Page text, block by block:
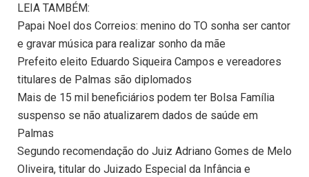
LEIA TAMBÉM:
Papai Noel dos Correios: menino do TO sonha ser cantor
e gravar música para realizar sonho da mãe
Prefeito eleito Eduardo Siqueira Campos e vereadores
titulares de Palmas são diplomados
Mais de 15 mil beneficiários podem ter Bolsa Família
suspenso se não atualizarem dados de saúde em
Palmas
Segundo recomendação do Juiz Adriano Gomes de Melo
Oliveira, titular do Juizado Especial da Infância e